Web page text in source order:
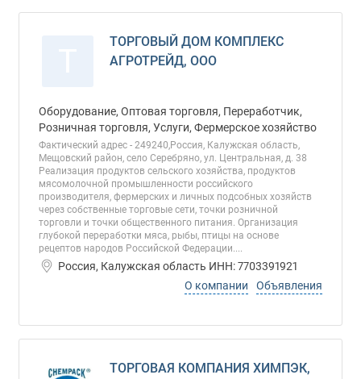
ТОРГОВЫЙ ДОМ КОМПЛЕКС
АГРОТРЕЙД, ООО
Оборудование, Оптовая торговля, Переработчик,
Розничная торговля, Услуги, Фермерское хозяйство
Фактический адрес - 249240,Россия, Калужская область,
Мещовский район, село Серебряно, ул. Центральная, д. 38
Реализация продуктов сельского хозяйства, продуктов
мясомолочной промышленности российского
производителя, фермерских и личных подсобных хозяйств
через собственные торговые сети, точки розничной
торговли и точки общественного питания. Организация
глубокой переработки мяса, рыбы, птицы на основе
рецептов народов Российской Федерации....
Россия, Калужская область ИНН: 7703391921
О компании
Объявления
ТОРГОВАЯ КОМПАНИЯ ХИМПЭК,